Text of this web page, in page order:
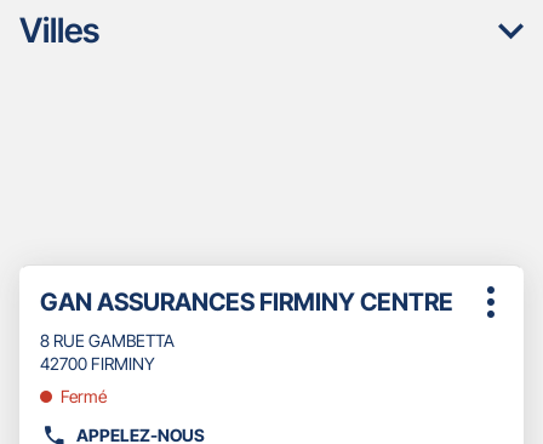
Villes
sur
touche
ENTRÉE
pour
Point
vente
GAN ASSURANCES FIRMINY CENTRE
8 RUE GAMBETTA
42700 FIRMINY
Fermé
APPELEZ-NOUS
Plus